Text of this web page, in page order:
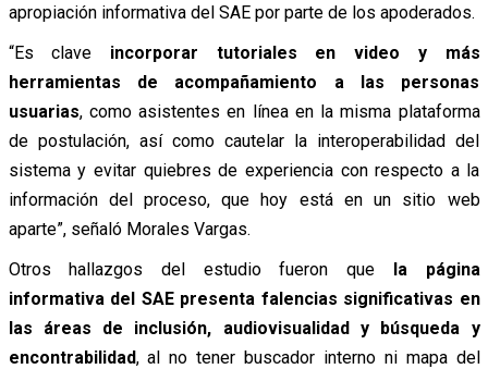
apropiación informativa del SAE por parte de los apoderados.
“Es clave incorporar tutoriales en video y más
herramientas de acompañamiento a las personas
usuarias, como asistentes en línea en la misma plataforma
de postulación, así como cautelar la interoperabilidad del
sistema y evitar quiebres de experiencia con respecto a la
información del proceso, que hoy está en un sitio web
aparte”, señaló Morales Vargas.
Otros hallazgos del estudio fueron que la página
informativa del SAE presenta falencias significativas en
las áreas de inclusión, audiovisualidad y búsqueda y
encontrabilidad, al no tener buscador interno ni mapa del